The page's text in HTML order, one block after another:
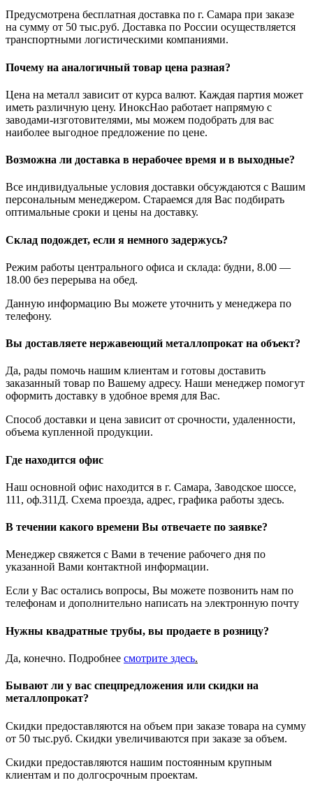
Предусмотрена бесплатная доставка по г. Самара при заказе
на сумму от 50 тыс.руб. Доставка по России осуществляется
транспортными логистическими компаниями.
Почему на аналогичный товар цена разная?
Цена на металл зависит от курса валют. Каждая партия может
иметь различную цену. ИноксНао работает напрямую с
заводами-изготовителями, мы можем подобрать для вас
наиболее выгодное предложение по цене.
Возможна ли доставка в нерабочее время и в выходные?
Все индивидуальные условия доставки обсуждаются с Вашим
персональным менеджером. Стараемся для Вас подбирать
оптимальные сроки и цены на доставку.
Склад подождет, если я немного задержусь?
Режим работы центрального офиса и склада: будни, 8.00 —
18.00 без перерыва на обед.
Данную информацию Вы можете уточнить у менеджера по
телефону.
Вы доставляете нержавеющий металлопрокат на объект?
Да, рады помочь нашим клиентам и готовы доставить
заказанный товар по Вашему адресу. Наши менеджер помогут
оформить доставку в удобное время для Вас.
Способ доставки и цена зависит от срочности, удаленности,
объема купленной продукции.
Где находится офис
Наш основной офис находится в г. Самара, Заводское шоссе,
111, оф.311Д. Схема проезда, адрес, графика работы здесь.
В течении какого времени Вы отвечаете по заявке?
Менеджер свяжется с Вами в течение рабочего дня по
указанной Вами контактной информации.
Если у Вас остались вопросы, Вы можете позвонить нам по
телефонам и дополнительно написать на электронную почту
Нужны квадратные трубы, вы продаете в розницу?
Да, конечно. Подробнее смотрите здесь.
Бывают ли у вас спецпредложения или скидки на
металлопрокат?
Скидки предоставляются на объем при заказе товара на сумму
от 50 тыс.руб. Скидки увеличиваются при заказе за объем.
Скидки предоставляются нашим постоянным крупным
клиентам и по долгосрочным проектам.